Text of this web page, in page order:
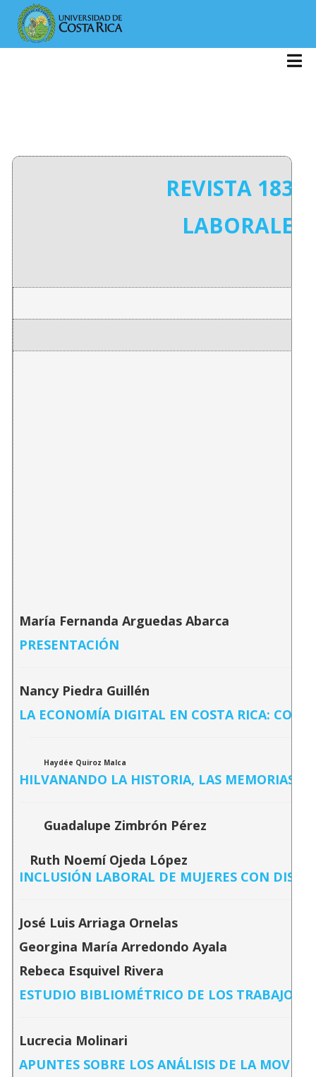
REVISTA 183:
María Fernanda Arguedas Abarca
PRESENTACIÓN
Nancy Piedra Guillén
LA ECONOMÍA DIGITAL EN COSTA RICA:
Haydée Quiroz Malca
HILVANANDO LA HISTORIA, LAS MEMORIAS Y
Guadalupe Zimbrón Pérez
Ruth Noemí Ojeda López
INCLUSIÓN LABORAL DE MUJERES CON
José Luis Arriaga Ornelas
Georgina María Arredondo Ayala
Rebeca Esquivel Rivera
ESTUDIO BIBLIOMÉTRICO DE LOS TRABAJOS
Lucrecia Molinari
APUNTES SOBRE LOS ANÁLISIS DE LA